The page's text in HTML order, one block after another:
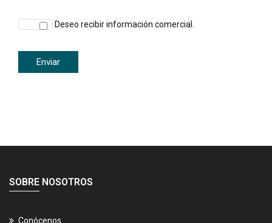
Deseo recibir información comercial.
SOBRE NOSOTROS
Conócenos